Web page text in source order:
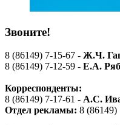
Звоните!
8 (86149) 7-15-67 - Ж.Ч.
8 (86149) 7-12-59 - Е.А.
Корреспонденты:
8 (86149) 7-17-61 - А.С.
Отдел рекламы: 8 (86149)